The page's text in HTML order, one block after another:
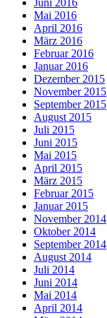
Juni 2016
Mai 2016
April 2016
März 2016
Februar 2016
Januar 2016
Dezember 2015
November 2015
September 2015
August 2015
Juli 2015
Juni 2015
Mai 2015
April 2015
März 2015
Februar 2015
Januar 2015
November 2014
Oktober 2014
September 2014
August 2014
Juli 2014
Juni 2014
Mai 2014
April 2014